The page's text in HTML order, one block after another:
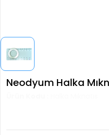
Neodyum Halka